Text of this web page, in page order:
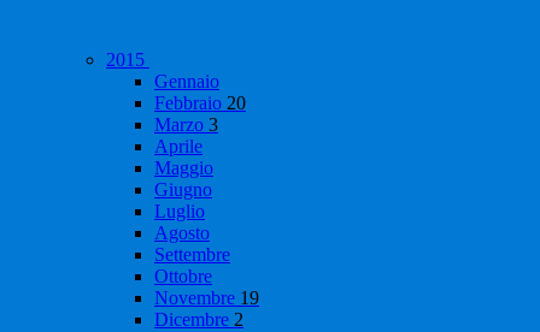
2015
Gennaio
Febbraio 20
Marzo 3
Aprile
Maggio
Giugno
Luglio
Agosto
Settembre
Ottobre
Novembre 19
Dicembre 2